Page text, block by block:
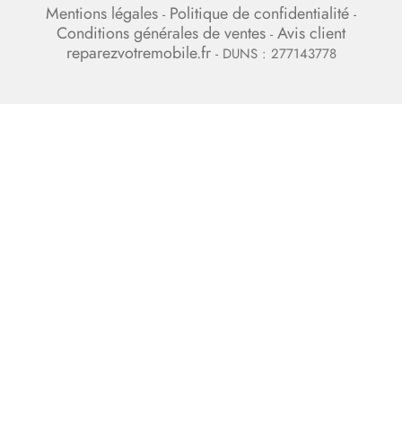
Mentions légales - Politique de confidentialité -
Conditions générales de ventes - Avis client
reparezvotremobile.fr- DUNS : 277143778